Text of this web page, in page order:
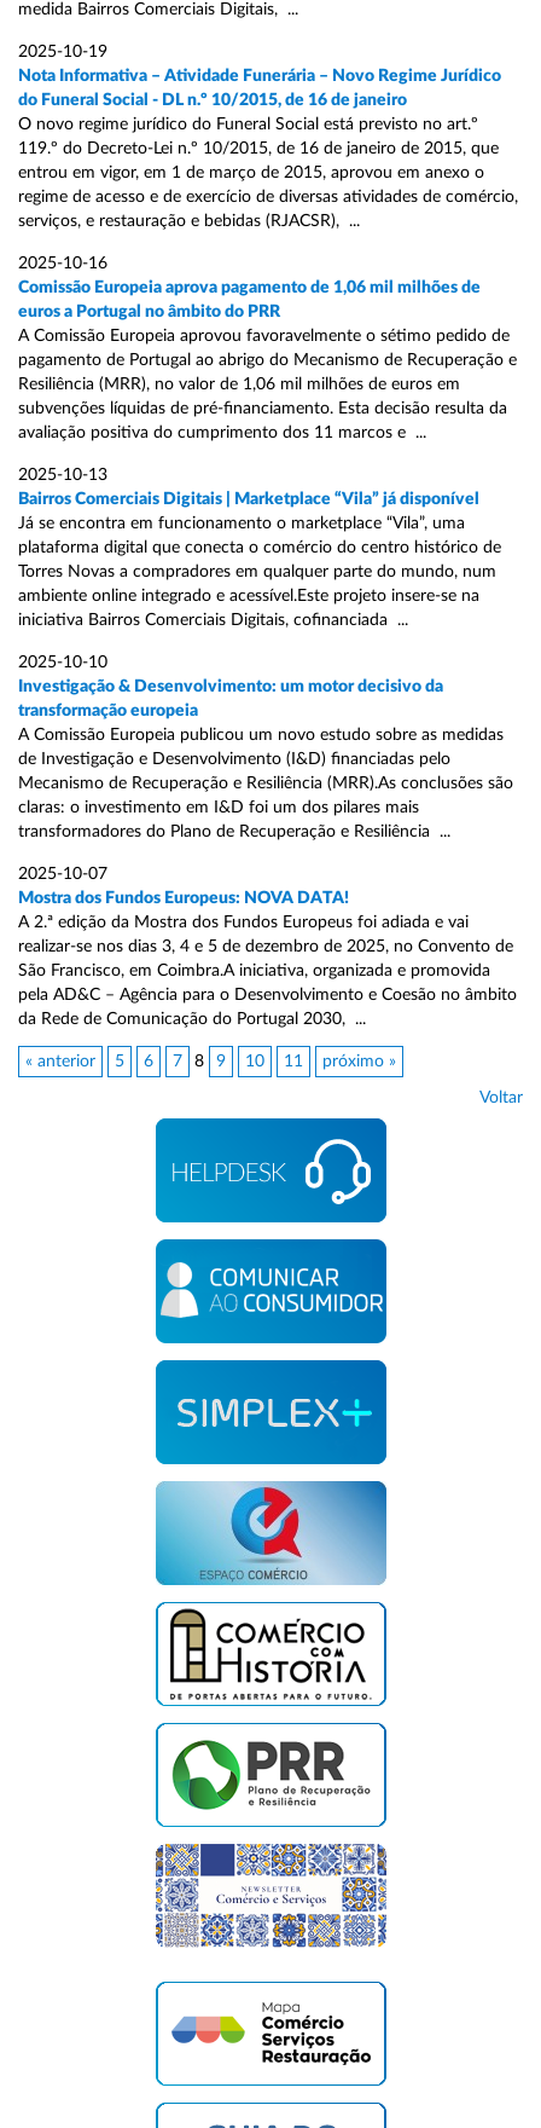
medida Bairros Comerciais Digitais, ...
2025-10-19
Nota Informativa – Atividade Funerária – Novo Regime Jurídico
do Funeral Social - DL n.º 10/2015, de 16 de janeiro
O novo regime jurídico do Funeral Social está previsto no art.º
119.º do Decreto-Lei n.º 10/2015, de 16 de janeiro de 2015, que
entrou em vigor, em 1 de março de 2015, aprovou em anexo o
regime de acesso e de exercício de diversas atividades de comércio,
serviços, e restauração e bebidas (RJACSR), ...
2025-10-16
Comissão Europeia aprova pagamento de 1,06 mil milhões de
euros a Portugal no âmbito do PRR
A Comissão Europeia aprovou favoravelmente o sétimo pedido de
pagamento de Portugal ao abrigo do Mecanismo de Recuperação e
Resiliência (MRR), no valor de 1,06 mil milhões de euros em
subvenções líquidas de pré-financiamento. Esta decisão resulta da
avaliação positiva do cumprimento dos 11 marcos e ...
2025-10-13
Bairros Comerciais Digitais | Marketplace “Vila” já disponível
Já se encontra em funcionamento o marketplace “Vila”, uma
plataforma digital que conecta o comércio do centro histórico de
Torres Novas a compradores em qualquer parte do mundo, num
ambiente online integrado e acessível.Este projeto insere-se na
iniciativa Bairros Comerciais Digitais, cofinanciada ...
2025-10-10
Investigação & Desenvolvimento: um motor decisivo da
transformação europeia
A Comissão Europeia publicou um novo estudo sobre as medidas
de Investigação e Desenvolvimento (I&D) financiadas pelo
Mecanismo de Recuperação e Resiliência (MRR).As conclusões são
claras: o investimento em I&D foi um dos pilares mais
transformadores do Plano de Recuperação e Resiliência ...
2025-10-07
Mostra dos Fundos Europeus: NOVA DATA!
A 2.ª edição da Mostra dos Fundos Europeus foi adiada e vai
realizar-se nos dias 3, 4 e 5 de dezembro de 2025, no Convento de
São Francisco, em Coimbra.A iniciativa, organizada e promovida
pela AD&C – Agência para o Desenvolvimento e Coesão no âmbito
da Rede de Comunicação do Portugal 2030, ...
« anterior 5 6 7 8 9 10 11 próximo »
Voltar